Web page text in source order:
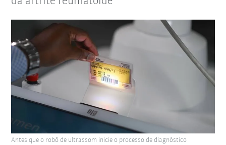
Antes que o robô de ultrassom inicie o processo de diagnóstico